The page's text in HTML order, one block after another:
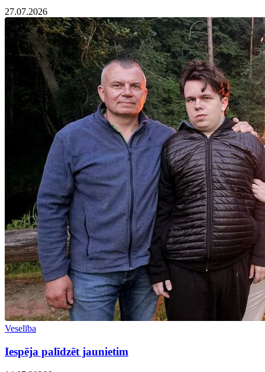
27.07.2026
Veselība
Iespēja palīdzēt jaunietim